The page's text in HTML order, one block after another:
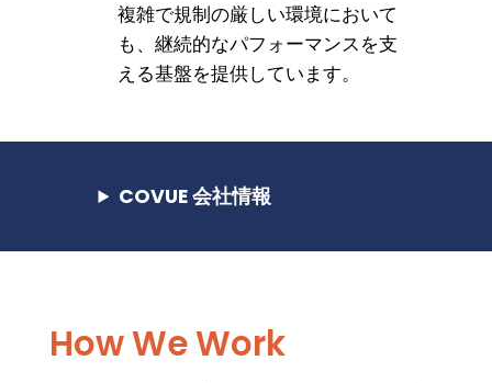
複雑で規制の厳しい環境において
も、継続的なパフォーマンスを支
える基盤を提供しています。
COVUE 会社情報
How We Work